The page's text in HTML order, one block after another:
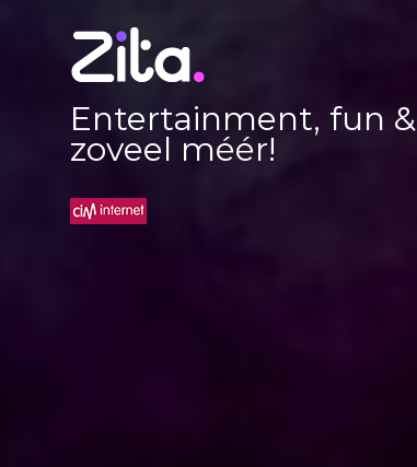
Entertainment, fun &
zoveel méér!